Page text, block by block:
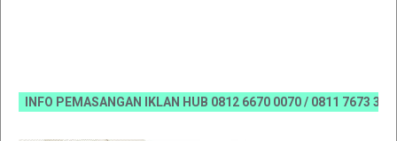
PEMASANGAN IKLAN HUB 0812 6670 0070 / 0811 7673 35,